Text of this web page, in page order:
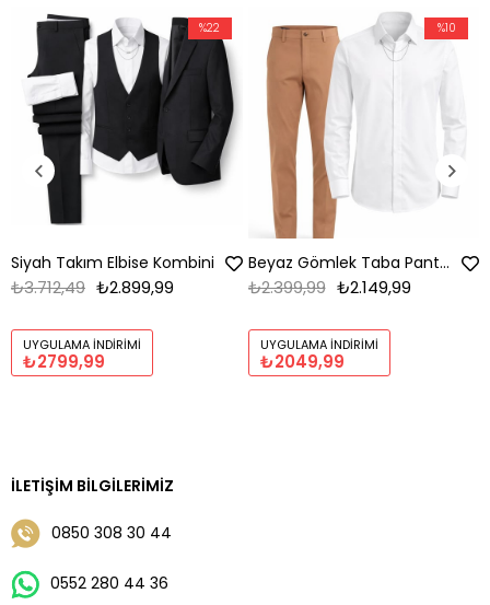
Siyah Takım Elbise Kombini
₺2.899,99
₺3.712,49
UYGULAMA İNDIRIMI
₺2799,99
%22
Beyaz Gömlek Taba Pantolon Kombin
₺2.149,99
₺2.399,99
UYGULAMA İNDIRIMI
₺2049,99
%10
İLETIŞIM BILGILERIMIZ
0850 308 30 44
0552 280 44 36